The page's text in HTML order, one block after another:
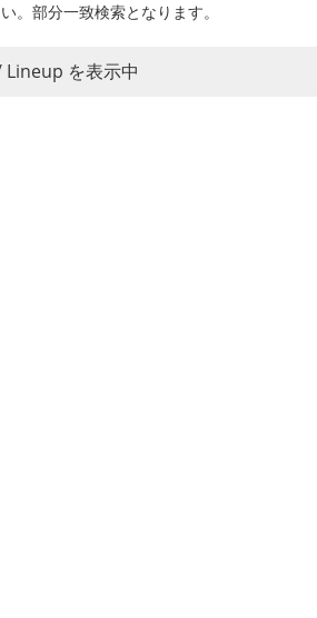
。部分一致検索となります。
を表示中